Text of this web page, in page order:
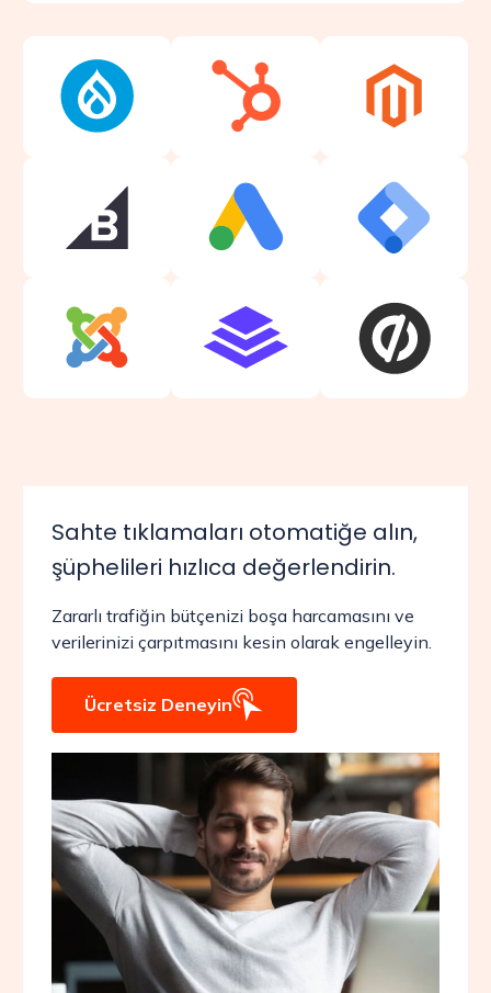
Sahte tıklamaları otomatiğe alın,
şüphelileri hızlıca değerlendirin.
Zararlı trafiğin bütçenizi boşa harcamasını ve
verilerinizi çarpıtmasını kesin olarak engelleyin.
Ücretsiz Deneyin